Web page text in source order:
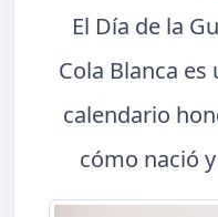
El Día de la
Cola Blanca
calendario
cómo nació